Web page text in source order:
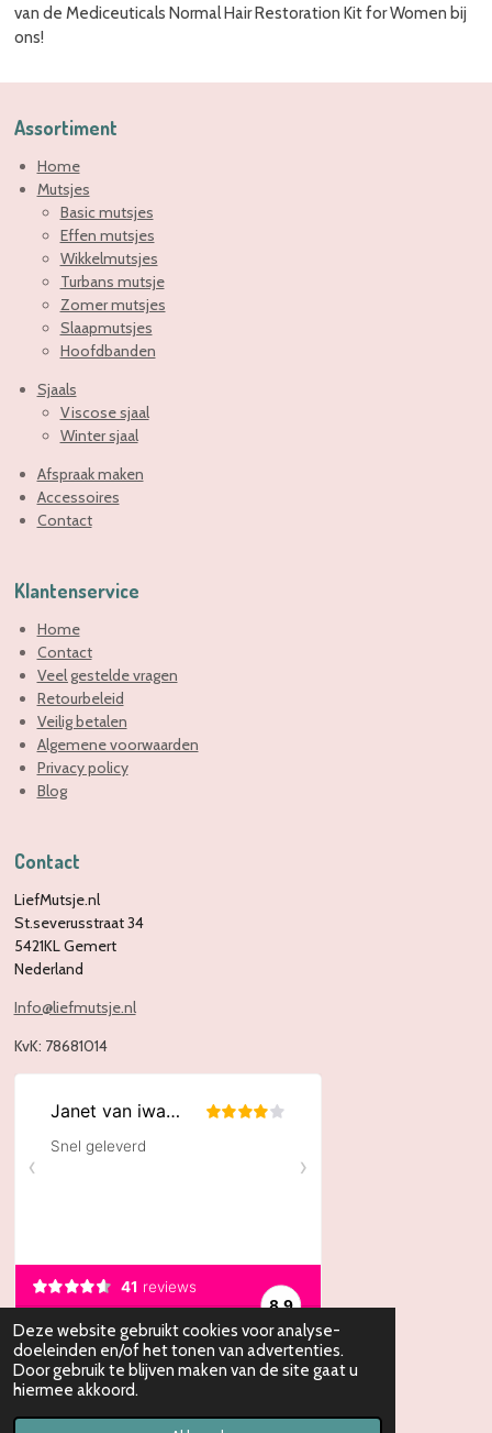
Deze website gebruikt cookies voor analyse-
doeleinden en/of het tonen van advertenties.
Door gebruik te blijven maken van de site gaat u
hiermee akkoord.
van de Mediceuticals Normal Hair Restoration Kit for Women bij
ons!
Assortiment
Home
Mutsjes
Basic mutsjes
Effen mutsjes
Wikkelmutsjes
Turbans mutsje
Zomer mutsjes
Slaapmutsjes
Hoofdbanden
Sjaals
Viscose sjaal
Winter sjaal
Afspraak maken
Accessoires
Contact
Klantenservice
Home
Contact
Veel gestelde vragen
Retourbeleid
Veilig betalen
Algemene voorwaarden
Privacy policy
Blog
Contact
LiefMutsje.nl
St.severusstraat 34
5421KL Gemert
Nederland
Info@liefmutsje.nl
KvK: 78681014
I
n
F
a
© 2014 - 2026 LiefMutsje.nl